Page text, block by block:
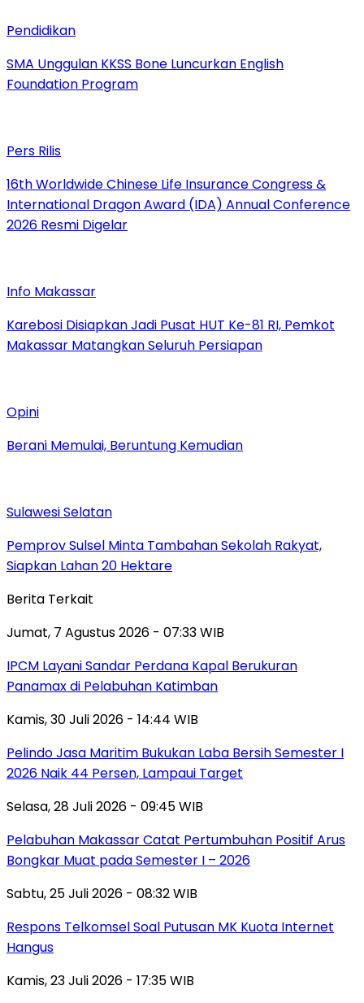
Pendidikan
SMA Unggulan KKSS Bone Luncurkan English
Foundation Program
Pers Rilis
16th Worldwide Chinese Life Insurance Congress &
International Dragon Award (IDA) Annual Conference
2026 Resmi Digelar
Info Makassar
Karebosi Disiapkan Jadi Pusat HUT Ke-81 RI, Pemkot
Makassar Matangkan Seluruh Persiapan
Opini
Berani Memulai, Beruntung Kemudian
Sulawesi Selatan
Pemprov Sulsel Minta Tambahan Sekolah Rakyat,
Siapkan Lahan 20 Hektare
Berita Terkait
Jumat, 7 Agustus 2026 - 07:33 WIB
IPCM Layani Sandar Perdana Kapal Berukuran
Panamax di Pelabuhan Katimban
Kamis, 30 Juli 2026 - 14:44 WIB
Pelindo Jasa Maritim Bukukan Laba Bersih Semester I
2026 Naik 44 Persen, Lampaui Target
Selasa, 28 Juli 2026 - 09:45 WIB
Pelabuhan Makassar Catat Pertumbuhan Positif Arus
Bongkar Muat pada Semester I – 2026
Sabtu, 25 Juli 2026 - 08:32 WIB
Respons Telkomsel Soal Putusan MK Kuota Internet
Hangus
Kamis, 23 Juli 2026 - 17:35 WIB